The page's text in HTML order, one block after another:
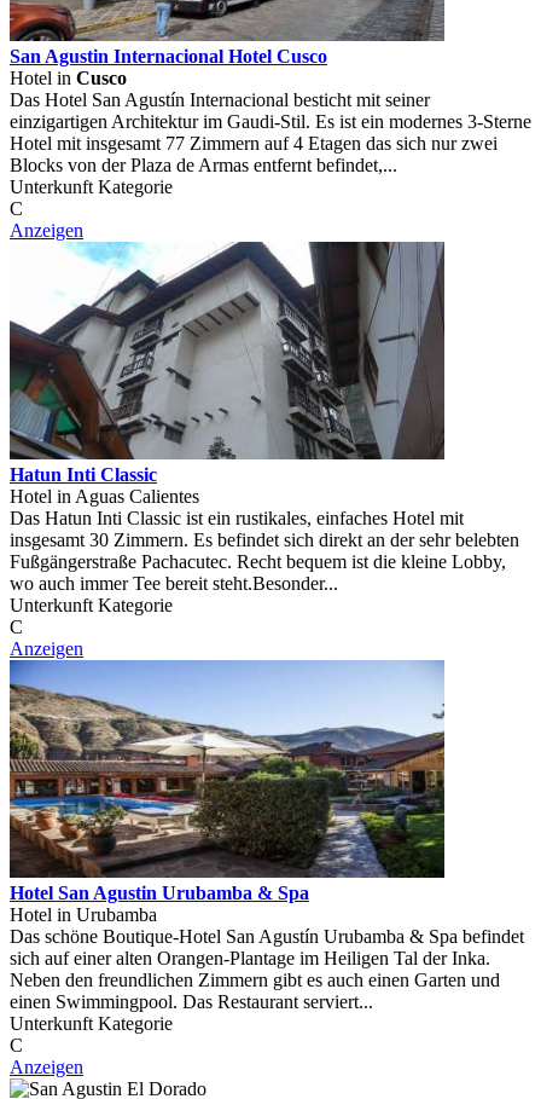
San Agustin Internacional Hotel Cusco
Hotel in Cusco
Das Hotel San Agustín Internacional besticht mit seiner
einzigartigen Architektur im Gaudi-Stil. Es ist ein modernes 3-Sterne
Hotel mit insgesamt 77 Zimmern auf 4 Etagen das sich nur zwei
Blocks von der Plaza de Armas entfernt befindet,...
Unterkunft Kategorie
C
Anzeigen
Hatun Inti Classic
Hotel in Aguas Calientes
Das Hatun Inti Classic ist ein rustikales, einfaches Hotel mit
insgesamt 30 Zimmern. Es befindet sich direkt an der sehr belebten
Fußgängerstraße Pachacutec. Recht bequem ist die kleine Lobby,
wo auch immer Tee bereit steht.Besonder...
Unterkunft Kategorie
C
Anzeigen
Hotel San Agustin Urubamba & Spa
Hotel in Urubamba
Das schöne Boutique-Hotel San Agustín Urubamba & Spa befindet
sich auf einer alten Orangen-Plantage im Heiligen Tal der Inka.
Neben den freundlichen Zimmern gibt es auch einen Garten und
einen Swimmingpool. Das Restaurant serviert...
Unterkunft Kategorie
C
Anzeigen